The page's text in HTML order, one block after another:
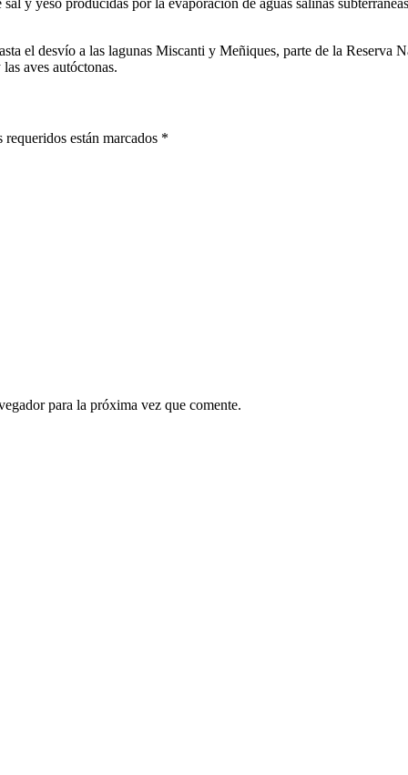
y yeso producidas por la evaporación de aguas salinas
el desvío a las lagunas Miscanti y Meñiques, parte de la Reserva
aves autóctonas.
requeridos están marcados *
para la próxima vez que comente.